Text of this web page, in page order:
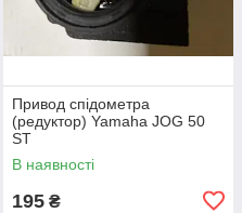
Привод спідометра
(редуктор) Yamaha JOG 50
ST
В наявності
195 ₴